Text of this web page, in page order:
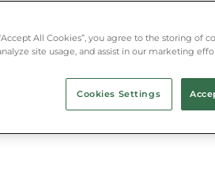
Roman se cultivau aici
All Cookies”, you agree to the storing of
site usage, and assist in our marketing
Cookies Settings